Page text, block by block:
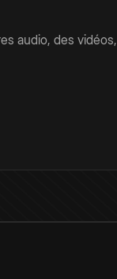
audio, des vidéos,